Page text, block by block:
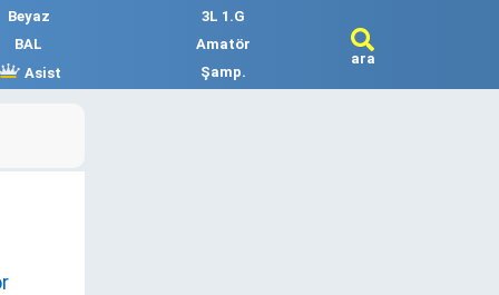
Beyaz
3L 1.G
BAL
Amatör
Asist
Şamp.
ara